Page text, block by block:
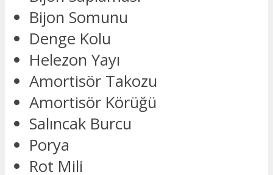
Bijon Somunu
Denge Kolu
Helezon Yayı
Amortisör Takozu
Amortisör Körüğü
Salıncak Burcu
Porya
Rot Mili